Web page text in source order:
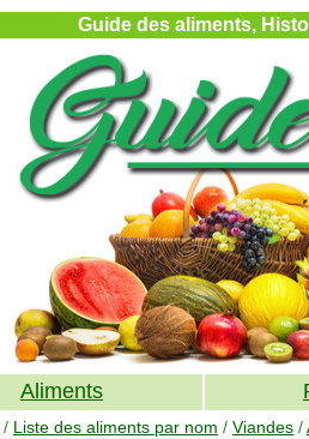
Guide des aliments,
Aliments
/ Liste des aliments par nom / Viandes /